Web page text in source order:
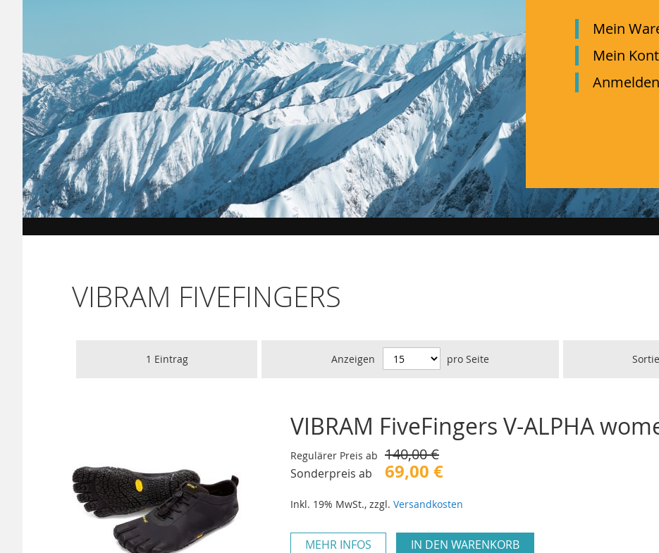
Mein
Mein
Anmelden
VIBRAM FIVEFINGERS
1 Eintrag Anzeigen pro Seite
VIBRAM FiveFingers V-ALPHA
Regulärer Preis ab 140,00 €
Sonderpreis ab 69,00 €
Inkl. 19% MwSt., zzgl. Versandkosten
MEHR INFOS IN DEN WARENKORB